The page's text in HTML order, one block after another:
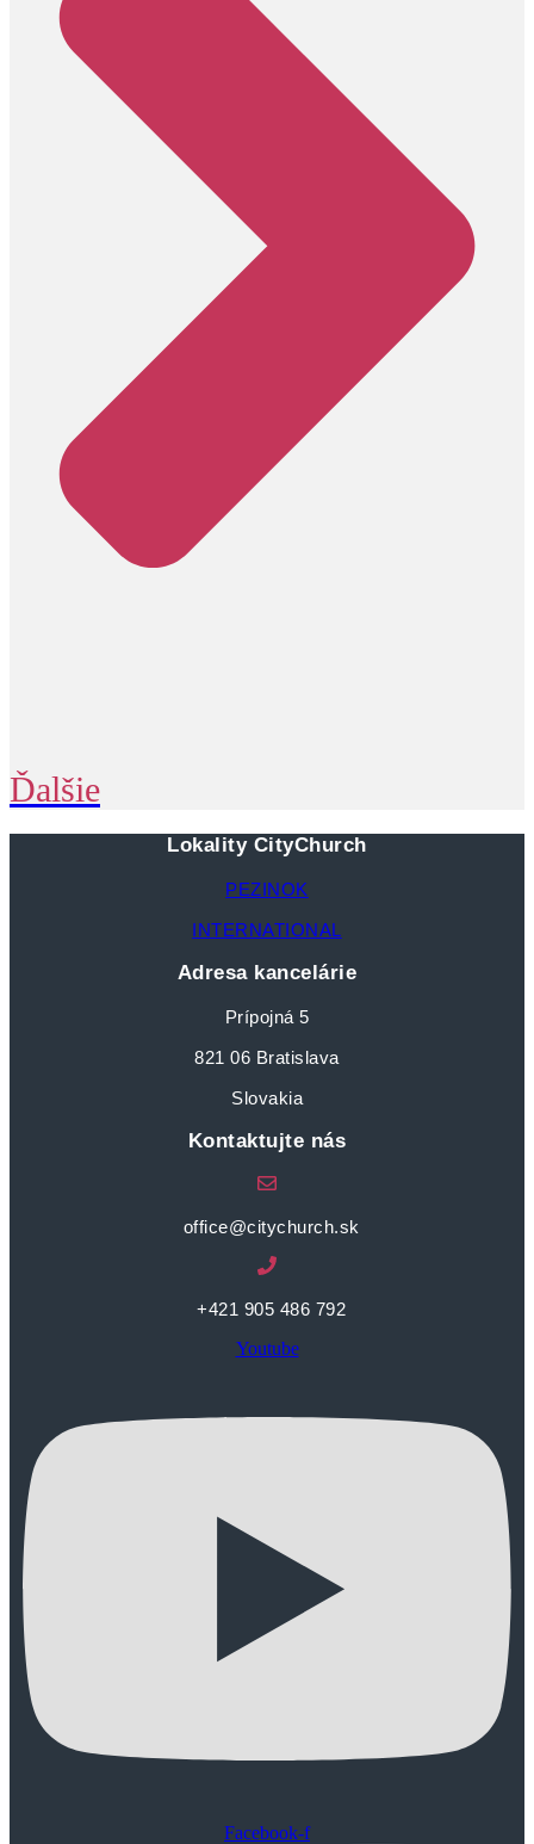
Ďalšie
Lokality CityChurch
PEZINOK
INTERNATIONAL
Adresa kancelárie
Prípojná 5
821 06 Bratislava
Slovakia
Kontaktujte nás
office@citychurch.sk
+421 905 486 792
Youtube
Facebook-f